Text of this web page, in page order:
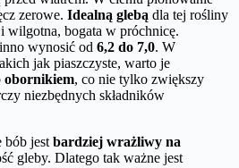
zerowe. Idealną glebą dla tej rośliny
wilgotna, bogata w próchnicę.
wynosić od 6,2 do 7,0. W
jak piaszczyste, warto je
obornikiem, co nie tylko zwiększy
niezbędnych składników
bób jest bardziej wrażliwy na
gleby. Dlatego tak ważne jest